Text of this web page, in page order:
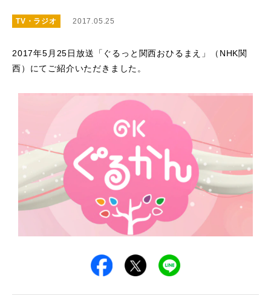
TV・ラジオ 2017.05.25
2017年5月25日放送「ぐるっと関西おひるまえ」（NHK関
西）にてご紹介いただきました。